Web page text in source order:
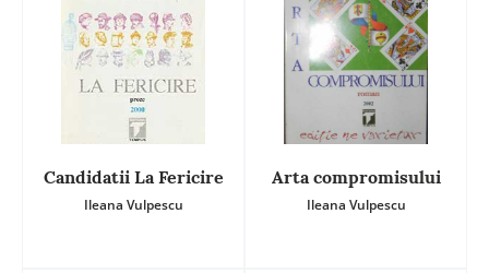
Candidatii La Fericire
Ileana Vulpescu
Arta compromisului
Ileana Vulpescu